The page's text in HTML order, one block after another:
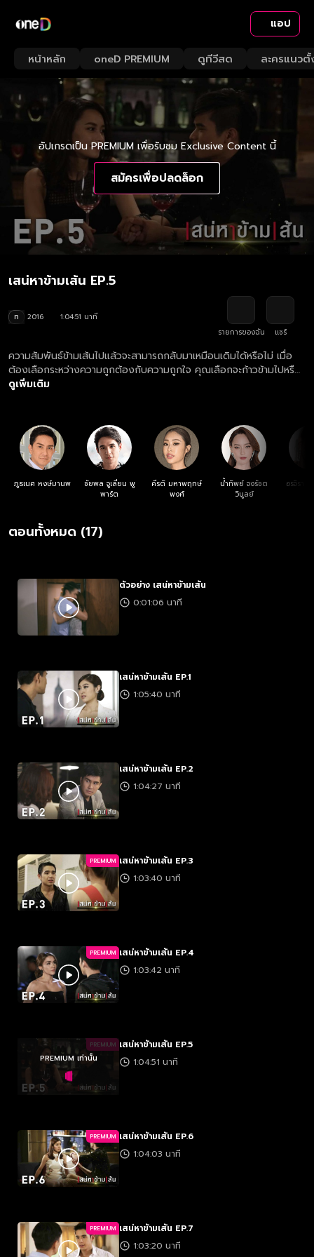
แอป
หน้าหลัก oneD PREMIUM ดูทีวีสด ละครแนวตั้
อัปเกรดเป็น PREMIUM เพื่อรับชม Exclusive Content นี้
สมัครเพื่อปลดล็อก
เสน่หาข้ามเส้น EP.5
ท 2016
1:04:51 นาที
รายการของฉัน
แชร์
ความสัมพันธ์ข้ามเส้นไปแล้วจะสามารถกลับมาเหมือนเดิมได้หรือไม่ เมื่อ
ต้องเลือกระหว่างความถูกต้องกับความถูกใจ คุณเลือกจะก้าวข้ามไปหรือ
จะห้ามใจหยุดมัน?
ดูเพิ่มเติม
ภูธเนศ หงษ์มานพ
ชัยพล จูเลี่ยน พู
พาร์ต
คีรติ มหาพฤกษ์
พงศ์
น้ำทิพย์ จงรัชต
วิบูลย์
อรจิรา
ตอนทั้งหมด (17)
ตัวอย่าง เสน่หาข้ามเส้น
0:01:06 นาที
เสน่หาข้ามเส้น EP.1
1:05:40 นาที
เสน่หาข้ามเส้น EP.2
1:04:27 นาที
PREMIUM เสน่หาข้ามเส้น EP.3
1:03:40 นาที
PREMIUM เสน่หาข้ามเส้น EP.4
1:03:42 นาที
PREMIUM
PREMIUM เท่านั้น
เสน่หาข้ามเส้น EP.5
1:04:51 นาที
PREMIUM เสน่หาข้ามเส้น EP.6
1:04:03 นาที
PREMIUM เสน่หาข้ามเส้น EP.7
1:03:20 นาที